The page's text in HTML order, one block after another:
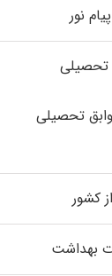
نور
تحصیلی
تحصیلی
کشور
بهداشت